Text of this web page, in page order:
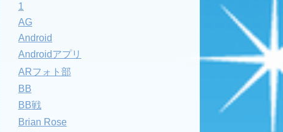
1
AG
Android
Androidアプリ
ARフォト部
BB
BB戦
Brian Rose